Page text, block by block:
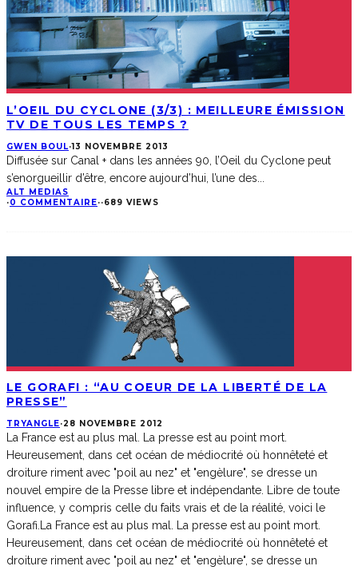
L’OEIL DU CYCLONE (3/3) : MEILLEURE ÉMISSION
TV DE TOUS LES TEMPS ?
GWEN BOUL·13 NOVEMBRE 2013
Diffusée sur Canal + dans les années 90, l’Oeil du Cyclone peut
s’enorgueillir d’être, encore aujourd’hui, l’une des
ALT MEDIAS
·0 COMMENTAIRE··689 VIEWS
LE GORAFI : “AU COEUR DE LA LIBERTÉ DE LA
PRESSE”
TRYANGLE·28 NOVEMBRE 2012
La France est au plus mal. La presse est au point mort.
Heureusement, dans cet océan de médiocrité où honnêteté et
droiture riment avec "poil au nez" et "engèlure", se dresse un
nouvel empire de la Presse libre et indépendante. Libre de toute
influence, y compris celle du faits vrais et de la réalité, voici le
Gorafi.
La France est au plus mal. La presse est au point mort.
Heureusement, dans cet océan de médiocrité où honnêteté et
droiture riment avec "poil au nez" et "engèlure", se dresse un